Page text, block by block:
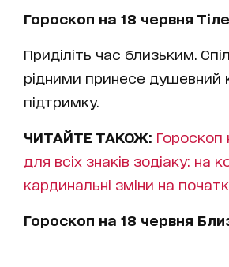
Гороскоп на 18 червня
Приділіть час близьким.
рідними принесе
підтримку.
ЧИТАЙТЕ ТАКОЖ: Гороскоп
для всіх знаків зодіаку: на
кардинальні зміни на
Гороскоп на 18 червня